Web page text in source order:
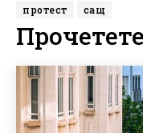
протест
сащ